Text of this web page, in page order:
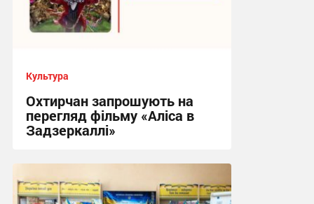
Культура
Охтирчан запрошують на
перегляд фільму «Аліса в
Задзеркаллі»
13:56, 17.07.2026